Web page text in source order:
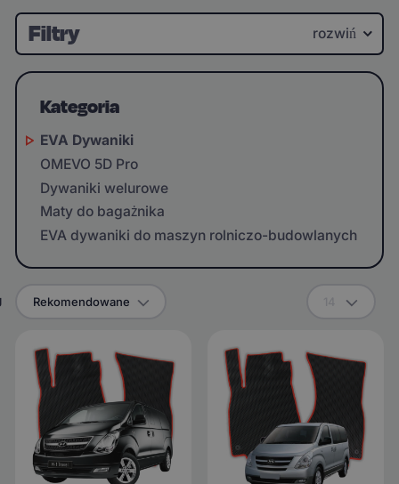
Filtry rozwiń
Kategoria
EVA Dywaniki
OMEVO 5D Pro
Dywaniki welurowe
Maty do bagażnika
EVA dywaniki do maszyn rolniczo-budowlanych
Rekomendowane